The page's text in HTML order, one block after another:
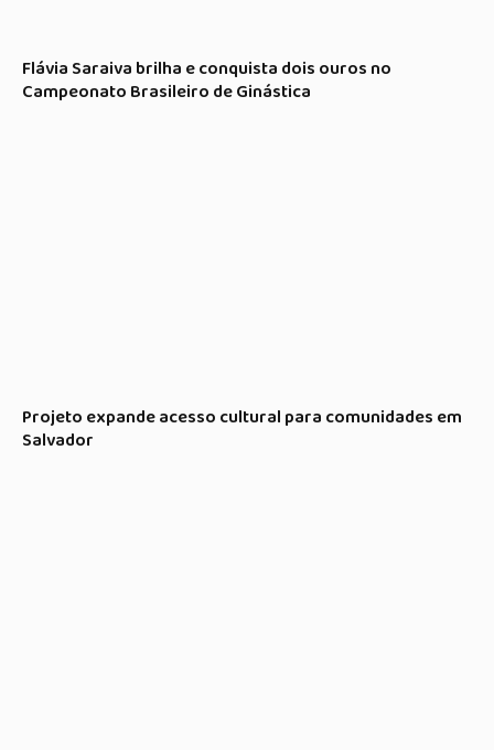
Flávia Saraiva brilha e conquista dois ouros no
Campeonato Brasileiro de Ginástica
Projeto expande acesso cultural para comunidades em
Salvador